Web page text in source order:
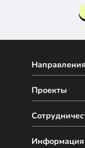
Направления
Проекты
Информация